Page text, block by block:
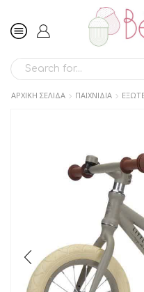
ΑΡΧΙΚΉ ΣΕΛΊΔΑ ΠΑΙΧΝΙΔΙΑ